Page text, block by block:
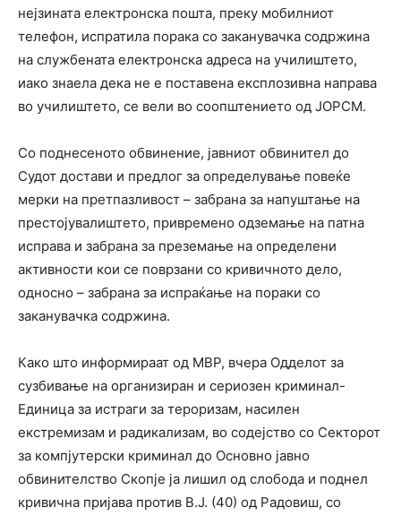
нејзината електронска пошта, преку мобилниот
телефон, испратила порака со заканувачка содржина
на службената електронска адреса на училиштето,
иако знаела дека не е поставена експлозивна направа
во училиштето, се вели во соопштението од ЈОРСМ.
Со поднесеното обвинение, јавниот обвинител до
Судот достави и предлог за определување повеќе
мерки на претпазливост – забрана за напуштање на
престојувалиштето, привремено одземање на патна
исправа и забрана за преземање на определени
активности кои се поврзани со кривичното дело,
односно – забрана за испраќање на пораки со
заканувачка содржина.
Како што информираат од МВР, вчера Одделот за
сузбивање на организиран и сериозен криминал-
Единица за истраги за тероризам, насилен
екстремизам и радикализам, во содејство со Секторот
за компјутерски криминал до Основно јавно
обвинителство Скопје ја лишил од слобода и поднел
кривична пријава против В.Ј. (40) од Радовиш, со